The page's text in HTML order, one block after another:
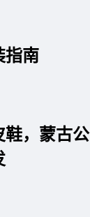
指南
鞋，蒙古公